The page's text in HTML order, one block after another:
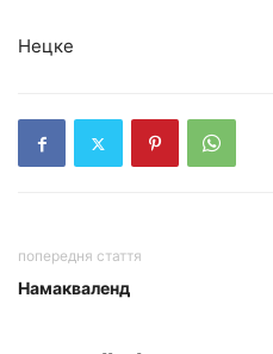
Нецке
попередня стаття
Намакваленд